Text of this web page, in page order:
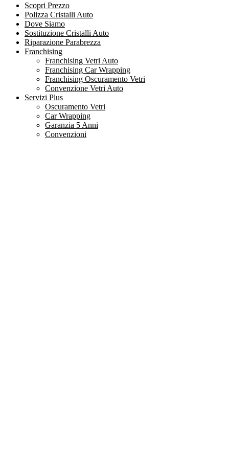
Scopri Prezzo
Polizza Cristalli Auto
Dove Siamo
Sostituzione Cristalli Auto
Riparazione Parabrezza
Franchising
Franchising Vetri Auto
Franchising Car Wrapping
Franchising Oscuramento Vetri
Convenzione Vetri Auto
Servizi Plus
Oscuramento Vetri
Car Wrapping
Garanzia 5 Anni
Convenzioni